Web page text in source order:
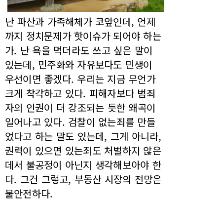
난 파산과 가족해체가 코앞인데, 언제
까지 정치문제가 핫이슈가 되어야 하는
가. 난 욕을 먹더라도 쓰고 싶은 말이
있는데, 민주화와 자유보다도 민생이
우선이면 좋겠다. 우리는 지금 무언가
크게 착각하고 있다. 피해자보다 범죄
자의 인권이 더 강조되는 듯한 왜곡이
일어나고 있다. 검찰이 없는죄를 만들
었다고 하는 말도 있는데, 그게 아니라,
권력이 있으면 있는죄도 처벌하지 않은
데서 불공정이 아닌지 생각해보아야 한
다. 그건 그렇고, 부동산 시장의 전망은
불안전하다.